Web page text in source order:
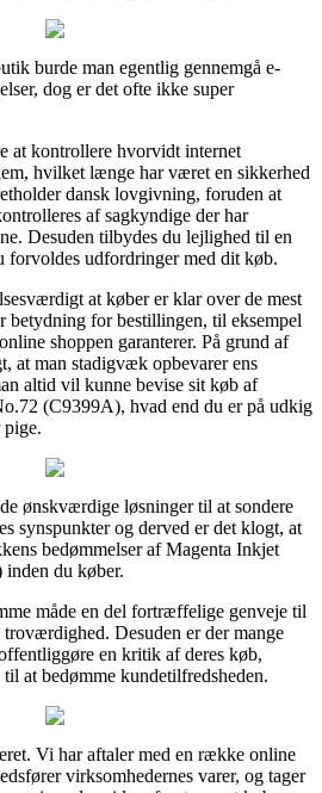
burde man egentlig gennemgå e-
dog er det ofte ikke super
at kontrollere hvorvidt internet
hvilket længe har været en sikkerhed
dansk lovgivning, foruden at
af sagkyndige der har
Desuden tilbydes du lejlighed til en
forvoldes udfordringer med dit køb.
at køber er klar over de mest
betydning for bestillingen, til eksempel
shoppen garanterer. På grund af
at man stadigvæk opbevarer ens
altid vil kunne bevise sit køb af
(C9399A), hvad end du er på udkig
pige.
ønskværdige løsninger til at sondere
synspunkter og derved er det klogt, at
bedømmelser af Magenta Inkjet
du køber.
måde en del fortræffelige genveje til
Desuden er der mange
en kritik af deres køb,
at bedømme kundetilfredsheden.
Vi har aftaler med en række online
virksomhedernes varer, og tager